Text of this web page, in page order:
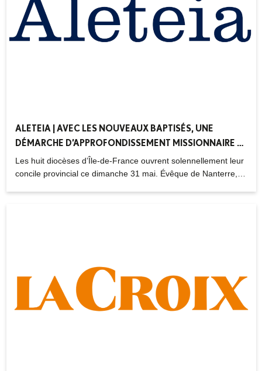
ALETEIA | AVEC LES NOUVEAUX BAPTISÉS, UNE
DÉMARCHE D’APPROFONDISSEMENT MISSIONNAIRE –
30.05.2026
Les huit diocèses d’Île-de-France ouvrent solennellement leur
concile provincial ce dimanche 31 mai. Évêque de Nanterre,